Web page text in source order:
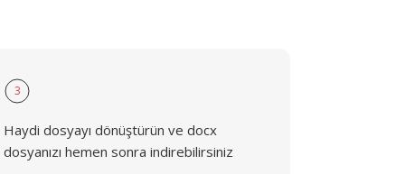
3
Haydi dosyayı dönüştürün ve docx
dosyanızı hemen sonra indirebilirsiniz